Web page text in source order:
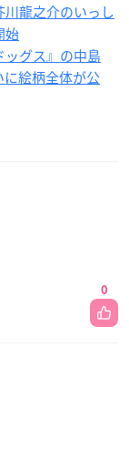
龍之介のいっし
始
ッグス』の中島
絵柄全体が公
0